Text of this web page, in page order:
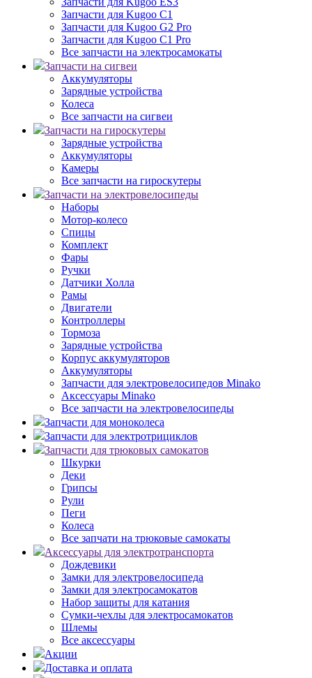
Запчасти для Kugoo C1
Запчасти для Kugoo G2 Pro
Запчасти для Kugoo C1 Pro
Все запчасти на электросамокаты
Запчасти на сигвеи
Аккумуляторы
Зарядные устройства
Колеса
Все запчасти на сигвеи
Запчасти на гироскутеры
Зарядные устройства
Аккумуляторы
Камеры
Все запчасти на гироскутеры
Запчасти на электровелосипеды
Наборы
Мотор-колесо
Спицы
Комплект
Фары
Ручки
Датчики Холла
Рамы
Двигатели
Контроллеры
Тормоза
Зарядные устройства
Корпус аккумуляторов
Аккумуляторы
Запчасти для электровелосипедов Minako
Аксессуары Minako
Все запчасти на электровелосипеды
Запчасти для моноколеса
Запчасти для электротрициклов
Запчасти для трюковых самокатов
Шкурки
Деки
Грипсы
Рули
Пеги
Колеса
Все запчати на трюковые самокаты
Аксессуары для электротранспорта
Дождевики
Замки для электровелосипеда
Замки для электросамокатов
Набор защиты для катания
Сумки-чехлы для электросамокатов
Шлемы
Все аксессуары
Акции
Доставка и оплата